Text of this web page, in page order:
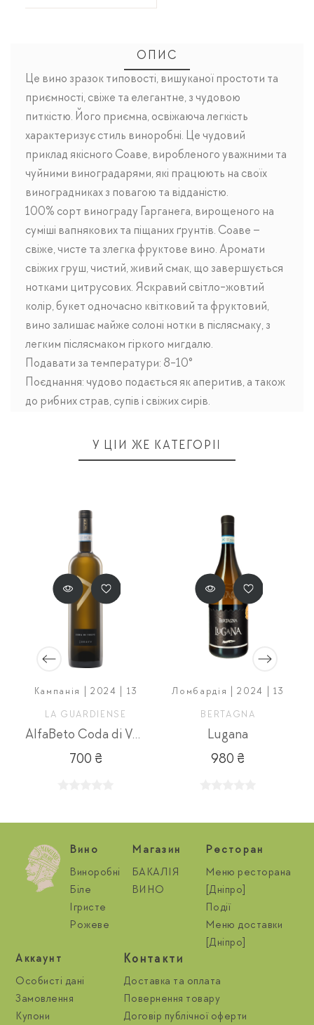
ОПИС
Це вино зразок типовості, вишуканої простоти та
приємності, свіже та елегантне, з чудовою
питкістю. Його приємна, освіжаюча легкість
характеризує стиль виноробні. Це чудовий
приклад якісного Соаве, виробленого уважними та
чуйними виноградарями, які працюють на своїх
виноградниках з повагою та відданістю.
100% сорт винограду Гарганега, вирощеного на
суміші вапнякових та піщаних ґрунтів. Соаве –
свіже, чисте та злегка фруктове вино. Аромати
свіжих груш, чистий, живий смак, що завершується
нотками цитрусових. Яскравий світло-жовтий
колір, букет одночасно квітковий та фруктовий,
вино залишає майже солоні нотки в післясмаку, з
легким післясмаком гіркого мигдалю.
Подавати за температури: 8-10°
Поєднання: чудово подається як аперитив, а також
до рибних страв, супів і свіжих сирів.
У ЦІЙ ЖЕ КАТЕГОРІЇ
Кампанія | 2024 | 13
LA GUARDIENSE
AlfaBeto Coda di Volpe
700 ₴
Ломбардія | 2024 | 13
BERTAGNA
Lugana
980 ₴
Вино
Виноробні
Біле
Ігристе
Рожеве
Магазин
БАКАЛІЯ
ВИНО
Ресторан
Меню ресторана
[Дніпро]
Події
Меню доставки
[Дніпро]
Aккаунт
Особисті дані
Замовлення
Купони
Контакти
Доставка та оплата
Повернення товару
Договір публічної оферти